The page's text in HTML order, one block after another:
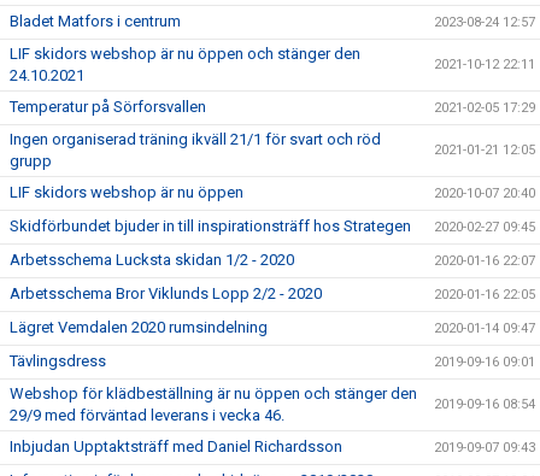
Bladet Matfors i centrum 2023-08-24 12:57
LIF skidors webshop är nu öppen och stänger den
24.10.2021
2021-10-12 22:11
Temperatur på Sörforsvallen 2021-02-05 17:29
Ingen organiserad träning ikväll 21/1 för svart och röd
grupp
2021-01-21 12:05
LIF skidors webshop är nu öppen 2020-10-07 20:40
Skidförbundet bjuder in till inspirationsträff hos Strategen 2020-02-27 09:45
Arbetsschema Lucksta skidan 1/2 - 2020 2020-01-16 22:07
Arbetsschema Bror Viklunds Lopp 2/2 - 2020 2020-01-16 22:05
Lägret Vemdalen 2020 rumsindelning 2020-01-14 09:47
Tävlingsdress 2019-09-16 09:01
Webshop för klädbeställning är nu öppen och stänger den
29/9 med förväntad leverans i vecka 46.
2019-09-16 08:54
Inbjudan Upptaktsträff med Daniel Richardsson 2019-09-07 09:43